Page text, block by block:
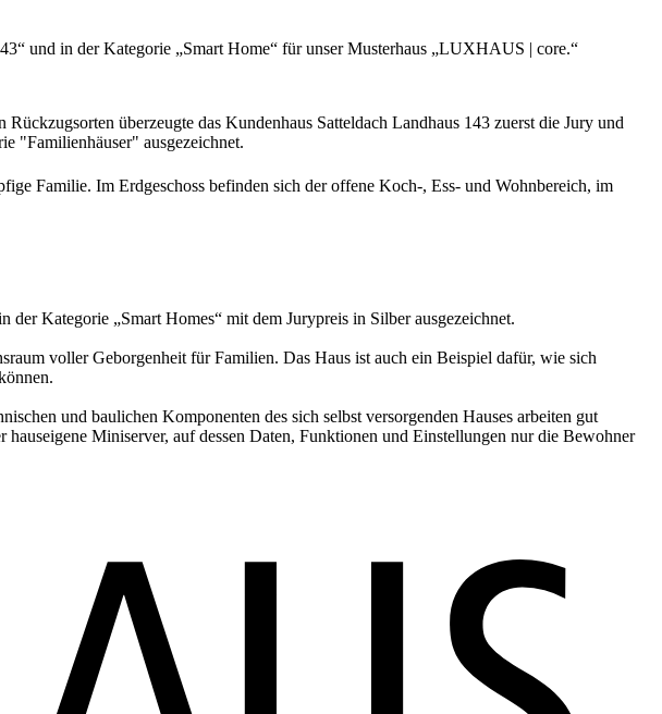
und in der Kategorie „Smart Home“ für unser Musterhaus „LUXHAUS | core.“
überzeugte das Kundenhaus Satteldach Landhaus 143 zuerst die Jury und
"Familienhäuser" ausgezeichnet.
Familie. Im Erdgeschoss befinden sich der offene Koch-, Ess- und Wohnbereich, im
Kategorie „Smart Homes“ mit dem Jurypreis in Silber ausgezeichnet.
voller Geborgenheit für Familien. Das Haus ist auch ein Beispiel dafür, wie sich
und baulichen Komponenten des sich selbst versorgenden Hauses arbeiten gut
Miniserver, auf dessen Daten, Funktionen und Einstellungen nur die Bewohner